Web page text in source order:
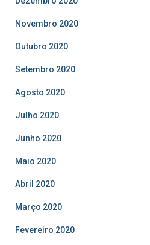
Novembro 2020
Outubro 2020
Setembro 2020
Agosto 2020
Julho 2020
Junho 2020
Maio 2020
Abril 2020
Março 2020
Fevereiro 2020